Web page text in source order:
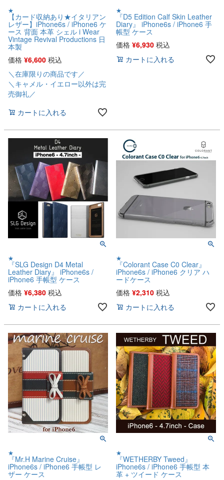
★
【カード収納あり★イタリアン
レザー】iPhone6s / iPhone6 ケ
ース 背面 本革 シェル i Wear
Vintage Revival Productions 日
本製
価格 ¥6,600 税込
＼在庫限りの商品です／
＼キャメル・イエロー以外は完
売御礼／
カートに入れる
★
『D5 Edition Calf Skin Leather
Diary』 iPhone6s / iPhone6 手
帳型 ケース
価格 ¥6,930 税込
カートに入れる
★
『SLG Design D4 Metal
Leather Diary』 iPhone6s /
iPhone6 手帳型 ケース
価格 ¥6,380 税込
カートに入れる
★
『Colorant Case C0 Clear』
iPhone6s / iPhone6 クリア ハ
ードケース
価格 ¥2,310 税込
カートに入れる
★
『Mr.H Marine Cruise』
iPhone6s / iPhone6 手帳型 レ
ザー ケース
★
『WETHERBY Tweed』
iPhone6s / iPhone6 手帳型 本
革 + ツイード ケース